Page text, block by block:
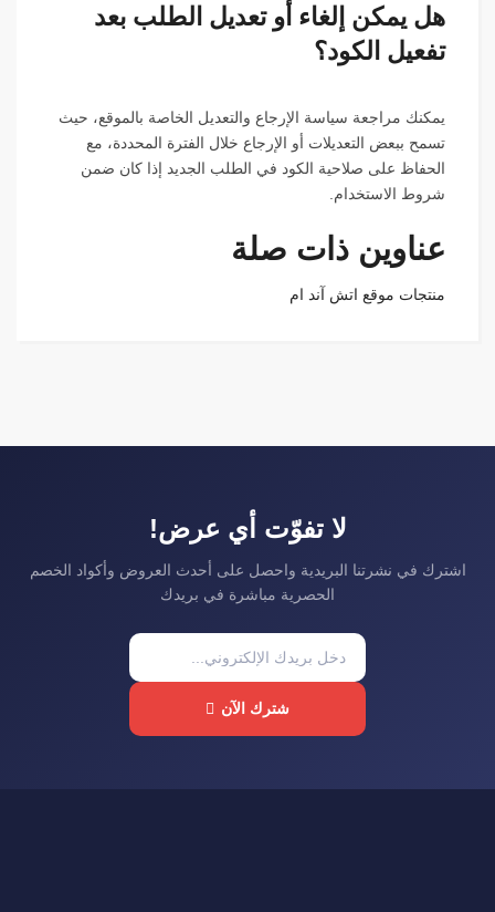
هل يمكن إلغاء أو تعديل الطلب بعد
تفعيل الكود؟
يمكنك مراجعة سياسة الإرجاع والتعديل الخاصة بالموقع، حيث
تسمح ببعض التعديلات أو الإرجاع خلال الفترة المحددة، مع
الحفاظ على صلاحية الكود في الطلب الجديد إذا كان ضمن
شروط الاستخدام.
عناوين ذات صلة
منتجات موقع اتش آند ام
لا تفوّت أي عرض!
اشترك في نشرتنا البريدية واحصل على أحدث العروض وأكواد الخصم
الحصرية مباشرة في بريدك
شترك الآن